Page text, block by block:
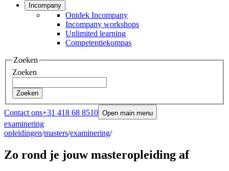
Incompany
Ontdek Incompany
Incompany workshops
Unlimited learning
Competentiekompas
Zoeken
Zoeken
Zoeken
Contact ons+31 418 68 8510 Open main menu
examinering
opleidingen/masters/examinering/
Zo rond je jouw masteropleiding af